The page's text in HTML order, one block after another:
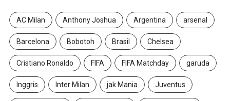
AC Milan Anthony Joshua Argentina arsenal
Barcelona Bobotoh Brasil Chelsea
Cristiano Ronaldo FIFA FIFA Matchday garuda
Inggris Inter Milan jak Mania Juventus